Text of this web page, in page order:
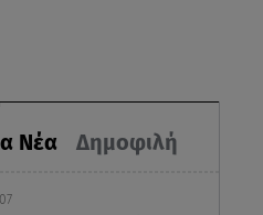
Νέα Δημοφιλή